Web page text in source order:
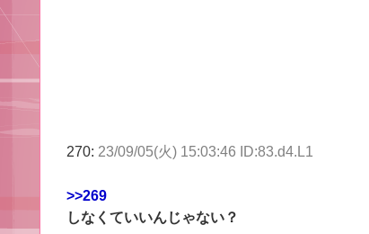
270: 23/09/05(火) 15:03:46 ID:83.d4.L1
>>269
しなくていいんじゃない？